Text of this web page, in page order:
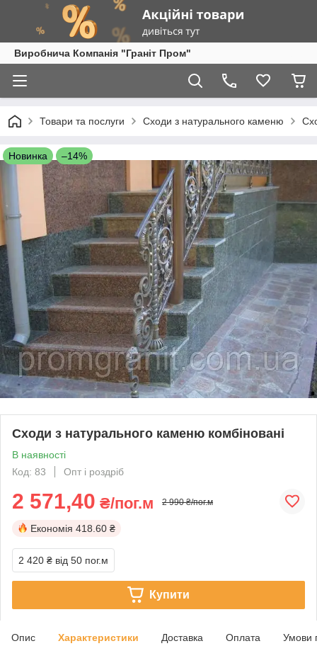
Виробнича Компанія "Граніт Пром"
Товари та послуги Сходи з натурального каменю
Новинка –14%
Сходи з натурального каменю комбіновані
В наявності
Код: 83
Опт і роздріб
2 571,40 ₴/пог.м 2 990 ₴/пог.м
Економія 418.60 ₴
2 420 ₴ від 50 пог.м
Купити
Опис Характеристики Доставка Оплата Умови